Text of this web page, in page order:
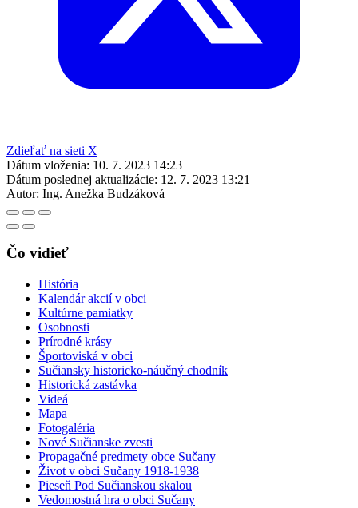
Zdieľať na sieti X
Dátum vloženia: 10. 7. 2023 14:23
Dátum poslednej aktualizácie: 12. 7. 2023 13:21
Autor: Ing. Anežka Budzáková
Čo vidieť
História
Kalendár akcií v obci
Kultúrne pamiatky
Osobnosti
Prírodné krásy
Športoviská v obci
Sučiansky historicko-náučný chodník
Historická zastávka
Videá
Mapa
Fotogaléria
Nové Sučianske zvesti
Propagačné predmety obce Sučany
Život v obci Sučany 1918-1938
Pieseň Pod Sučianskou skalou
Vedomostná hra o obci Sučany